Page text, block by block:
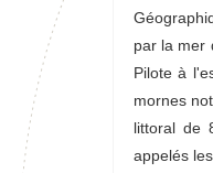
par la mer
Pilote à
mornes
littoral de
appelés